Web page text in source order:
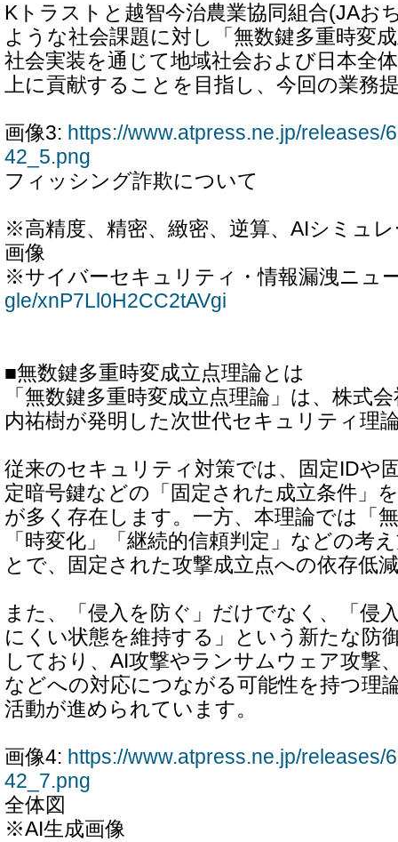
Kトラストと越智今治農業協同組合(JAお
ような社会課題に対し「無数鍵多重時変
社会実装を通じて地域社会および日本全
上に貢献することを目指し、今回の業務
画像3: https://www.atpress.ne.jp/releases/
42_5.png
フィッシング詐欺について
※高精度、精密、緻密、逆算、AIシミュ
画像
※サイバーセキュリティ・情報漏洩ニュ
gle/xnP7Ll0H2CC2tAVgi
■無数鍵多重時変成立点理論とは
「無数鍵多重時変成立点理論」は、株式
内祐樹が発明した次世代セキュリティ理
従来のセキュリティ対策では、固定IDや
定暗号鍵などの「固定された成立条件」
が多く存在します。一方、本理論では「
「時変化」「継続的信頼判定」などの考
とで、固定された攻撃成立点への依存低
また、「侵入を防ぐ」だけでなく、「侵
にくい状態を維持する」という新たな防
しており、AI攻撃やランサムウェア攻撃
などへの対応につながる可能性を持つ理
活動が進められています。
画像4: https://www.atpress.ne.jp/releases/
42_7.png
全体図
※AI生成画像